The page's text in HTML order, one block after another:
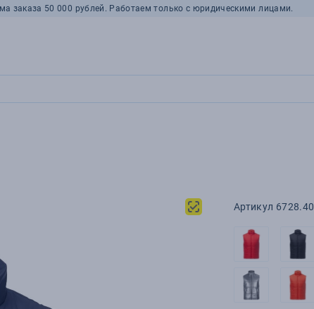
заказа 50 000 рублей. Работаем только с юридическими лицами.
Артикул 6728.40